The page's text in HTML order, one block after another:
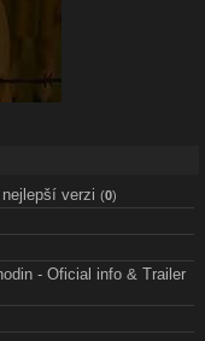
verzi (0)
- Oficial info & Trailer